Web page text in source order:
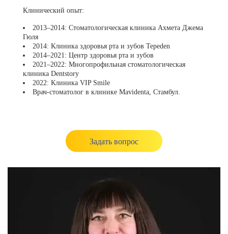
Клинический опыт:
2013–2014: Стоматологическая клиника Ахмета Джема
Гюля
2014: Клиника здоровья рта и зубов Tepeden
2014–2021: Центр здоровья рта и зубов
2021–2022: Многопрофильная стоматологическая
клиника Dentstory
2022: Клиника VIP Smile
Врач-стоматолог в клинике Mavidenta, Стамбул.
Задать вопрос